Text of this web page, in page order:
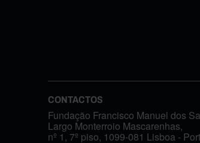
CONTACTOS
Fundação Francisco Manuel dos
Largo Monterroio Mascarenhas,
nº 1, 7º piso, 1099-081 Lisboa -